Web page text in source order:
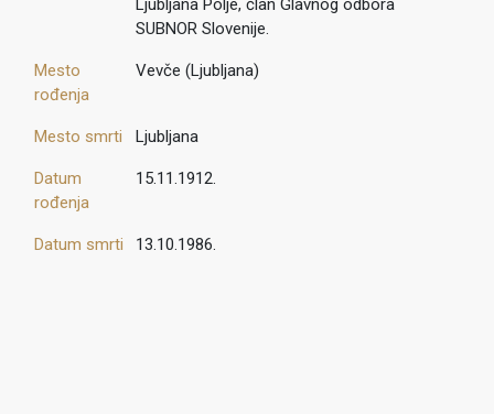
Ljubljana Polje, član Glavnog odbora
SUBNOR Slovenije.
Mesto
rođenja
Vevče (Ljubljana)
Mesto smrti Ljubljana
Datum
rođenja
15.11.1912.
Datum smrti 13.10.1986.